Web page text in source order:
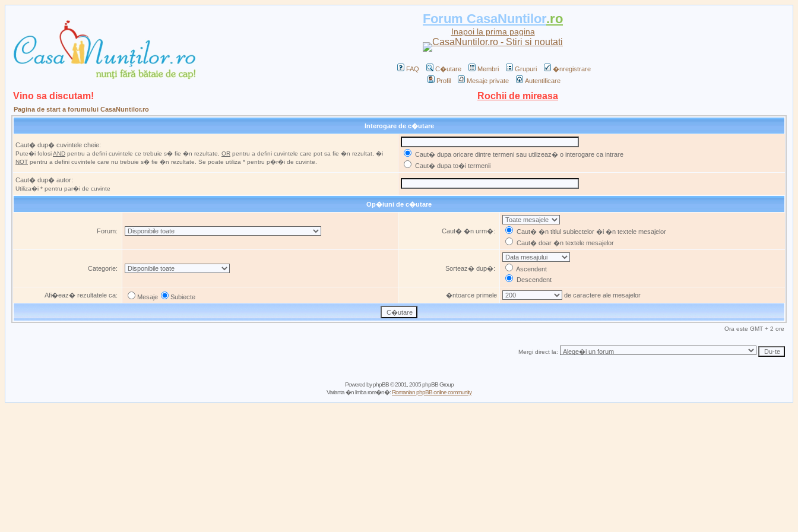
Forum CasaNuntilor.ro
Inapoi la prima pagina
FAQ C�utare Membri Grupuri
�nregistrare
Profil
Mesaje private Autentificare
Vino sa discutam! Rochii de mireasa
Pagina de start a forumului CasaNuntilor.ro
Interogare de c�utare
Caut� dup� cuvintele cheie:
Pute�i folosiAND pentru a defini cuvintele ce trebuie s� fie �n rezultate, OR pentru a defini cuvintele care pot sa fie �n rezultat, �i
NOT pentru a defini cuvintele care nu trebuie s� fie �n rezultate. Se poate utiliza * pentru p�r�i de cuvinte.
Caut� dupa oricare dintre termeni sau utilizeaz� o interogare ca intrare
Caut� dupa to�i termenii
Caut� dup� autor:
Utiliza�i * pentru par�i de cuvinte
Op�iuni de c�utare
Forum: Caut� �n urm�:
Caut� �n titlul subiectelor �i �n textele mesajelor
Caut� doar �n textele mesajelor
Categorie: Sorteaz� dup�:
Ascendent
Descendent
Afi�eaz� rezultatele ca: Mesaje Subiecte �ntoarce primele de caractere ale mesajelor
Ora este GMT + 2 ore
Mergi direct la:
Powered byphpBB© 2001, 2005 phpBB Group
Varianta �n limba rom�n�:Romanian phpBB online community